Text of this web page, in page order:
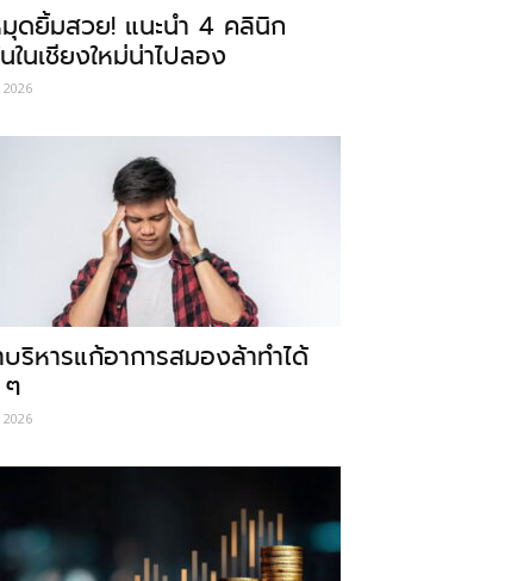
ดยิ้มสวย! แนะนำ 4 คลินิก
ในเชียงใหม่น่าไปลอง
2026
ริหารแก้อาการสมองล้าทำได้
2026